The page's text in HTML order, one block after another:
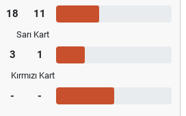
18 11
Sarı Kart
3 1
Kırmızı Kart
- -